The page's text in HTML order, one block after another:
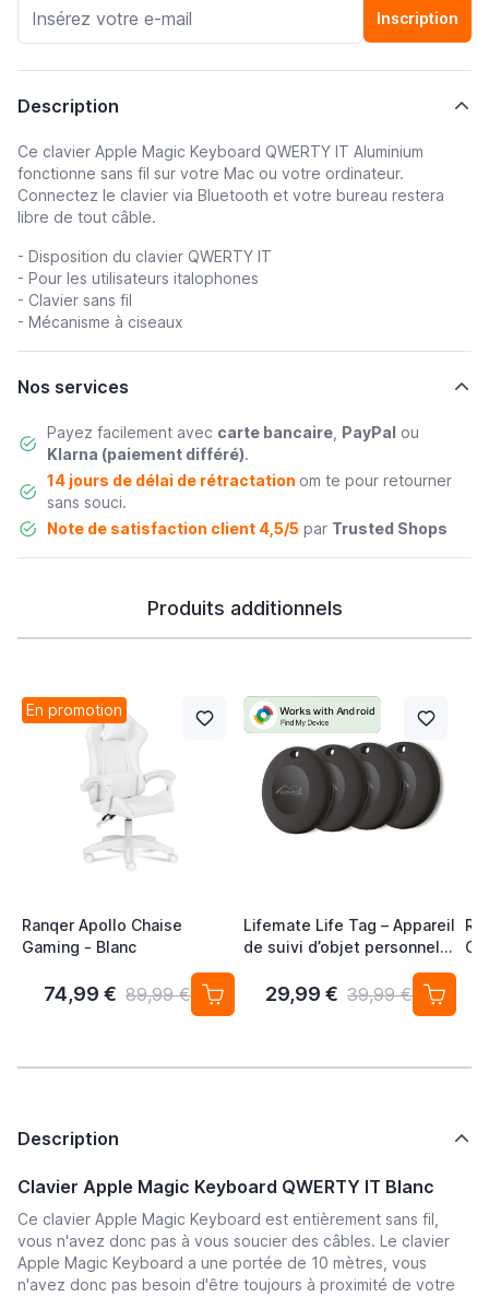
Inscription
Description
Ce clavier Apple Magic Keyboard QWERTY IT Aluminium
fonctionne sans fil sur votre Mac ou votre ordinateur.
Connectez le clavier via Bluetooth et votre bureau restera
libre de tout câble.
- Disposition du clavier QWERTY IT
- Pour les utilisateurs italophones
- Clavier sans fil
- Mécanisme à ciseaux
Nos services
Payez facilement avec carte bancaire, PayPal ou
Klarna (paiement différé).
14 jours de délai de rétractation om te pour retourner
sans souci.
Note de satisfaction client 4,5/5par Trusted Shops
Produits additionnels
En promotion
Ranqer Apollo Chaise
Gaming - Blanc
74,99 € 89,99 €
Lifemate Life Tag – Appareil
de suivi d’objet personnel
Localiser (lot de 4) Traceur
29,99 € 39,99 €
Description
Clavier Apple Magic Keyboard QWERTY IT Blanc
Ce clavier Apple Magic Keyboard est entièrement sans fil,
vous n'avez donc pas à vous soucier des câbles. Le clavier
Apple Magic Keyboard a une portée de 10 mètres, vous
n'avez donc pas besoin d'être toujours à proximité de votre